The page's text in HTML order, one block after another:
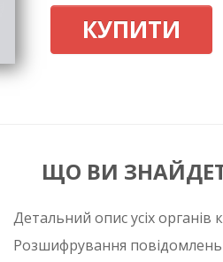
КУПИТИ
ЩО ВИ
Детальний опис усіх органів
Розшифрування